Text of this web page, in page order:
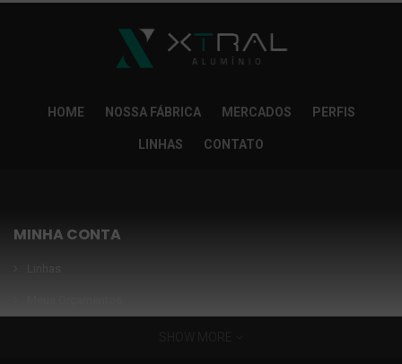
HOME NOSSA FÁBRICA MERCADOS PERFIS
LINHAS CONTATO
MINHA CONTA